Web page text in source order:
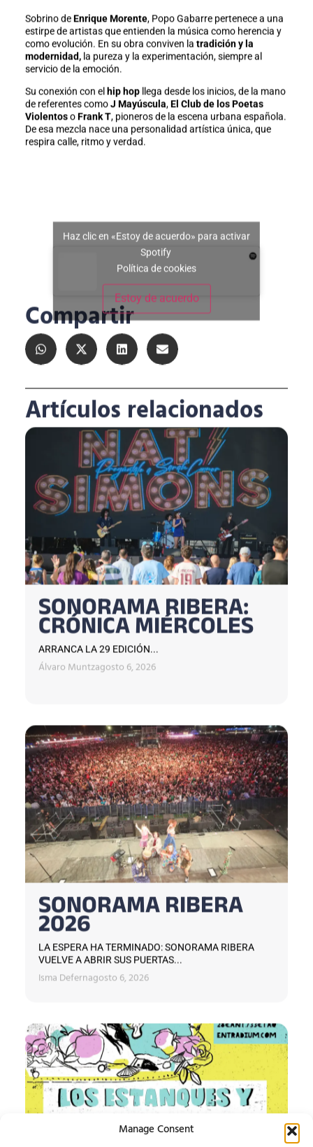
Manage Consent
Sobrino deEnrique Morente, Popo Gabarre pertenece a una
estirpe de artistas que entienden la música como herencia y
como evolución. En su obra conviven la tradición y la
modernidad,la pureza y la experimentación, siempre al
servicio de la emoción.
Su conexión con elhip hopllega desde los inicios, de la mano
de referentes comoJ Mayúscula, El Club de los Poetas
ViolentosoFrank T, pioneros de la escena urbana española.
De esa mezcla nace una personalidad artística única, que
respira calle, ritmo y verdad.
Haz clic en «Estoy de acuerdo» para activar
Spotify
Política de cookies
Estoy de acuerdo
Compartir
Artículos relacionados
SONORAMA RIBERA:
CRÓNICA MIÉRCOLES
ARRANCA LA 29 EDICIÓN...
Álvaro Muntzagosto 6, 2026
SONORAMA RIBERA
2026
LA ESPERA HA TERMINADO: SONORAMA RIBERA
VUELVE A ABRIR SUS PUERTAS...
Isma Defernagosto 6, 2026